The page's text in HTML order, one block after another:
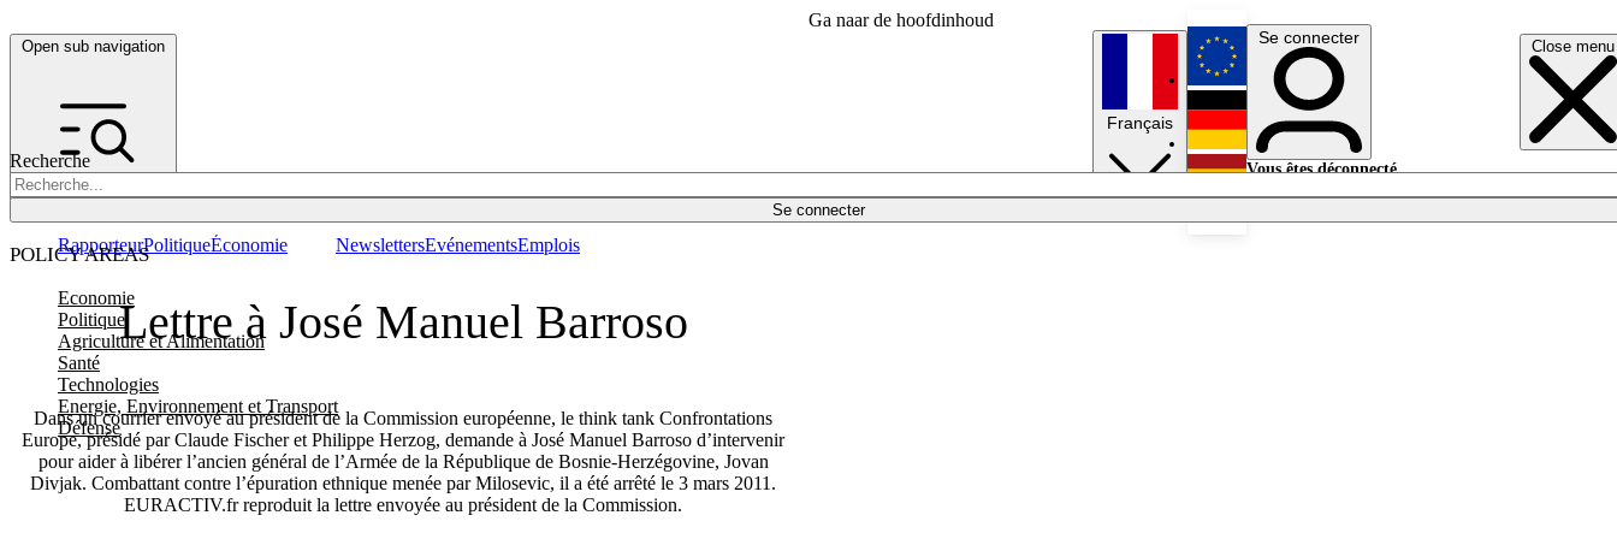
Ga naar de hoofdinhoud
Open sub navigation Close menu
Recherche
Se connecter
POLICY AREAS
Economie
Politique
Agriculture et Alimentation
Santé
Technologies
Energie, Environnement et Transport
Défense
RapporteurPolitiqueÉconomie NewslettersEvénementsEmplois
Français
English
Deutsch
Se connecter
Vous êtes déconnecté.
Lettre à José Manuel Barroso
Dans un courrier envoyé au président de la Commission européenne, le think tank Confrontations
Europe, présidé par Claude Fischer et Philippe Herzog, demande à José Manuel Barroso d’intervenir
pour aider à libérer l’ancien général de l’Armée de la République de Bosnie-Herzégovine, Jovan
Divjak. Combattant contre l’épuration ethnique menée par Milosevic, il a été arrêté le 3 mars 2011.
EURACTIV.fr reproduit la lettre envoyée au président de la Commission.